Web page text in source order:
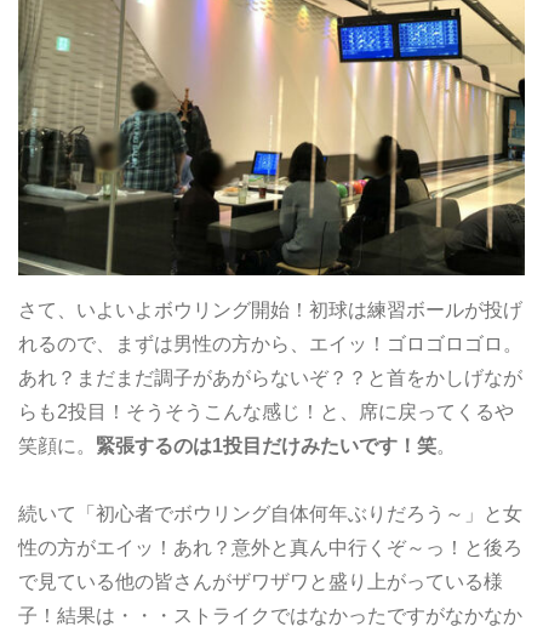
さて、いよいよボウリング開始！初球は練習ボールが投げ
れるので、まずは男性の方から、エイッ！ゴロゴロゴロ。
あれ？まだまだ調子があがらないぞ？？と首をかしげなが
らも2投目！そうそうこんな感じ！と、席に戻ってくるや
笑顔に。 緊張するのは1投目だけみたいです！笑。
続いて「初心者でボウリング自体何年ぶりだろう～」と女
性の方がエイッ！あれ？意外と真ん中行くぞ～っ！と後ろ
で見ている他の皆さんがザワザワと盛り上がっている様
子！結果は・・・ストライクではなかったですがなかなか